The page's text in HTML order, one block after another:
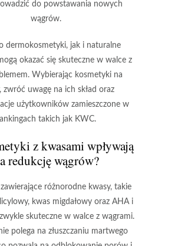
do powstawania nowych
wągrów.
dermokosmetyki, jak i naturalne
okazać się skuteczne w walce z
Wybierając kosmetyki na
zwróć uwagę na ich skład oraz
użytkowników zamieszczone w
takich jak KWC.
z kwasami wpływają
redukcję wągrów?
różnorodne kwasy, takie
, kwas migdałowy oraz AHAi
skuteczne w walce z wągrami.
polega na złuszczaniu martwego